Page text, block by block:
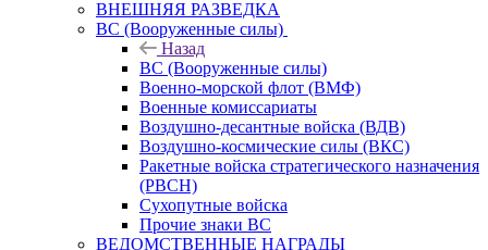
ВНЕШНЯЯ РАЗВЕДКА
ВС (Вооруженные силы)
Назад
ВС (Вооруженные силы)
Военно-морской флот (ВМФ)
Военные комиссариаты
Воздушно-десантные войска (ВДВ)
Воздушно-космические силы (ВКС)
Ракетные войска стратегического назначения
(РВСН)
Сухопутные войска
Прочие знаки ВС
ВЕДОМСТВЕННЫЕ НАГРАДЫ